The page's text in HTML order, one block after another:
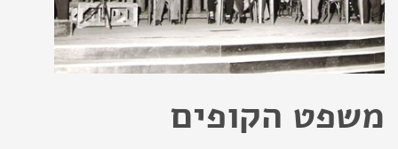
משפט הקופים